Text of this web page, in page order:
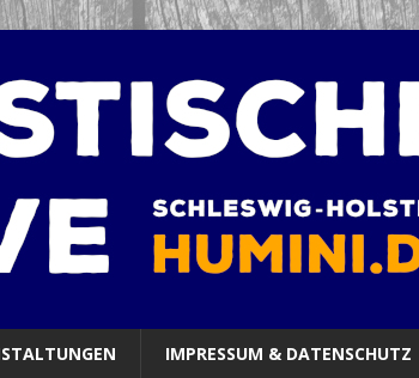
IMPRESSUM & DATENSCHUTZ